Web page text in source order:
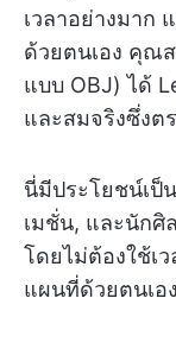
เวลาอย่างมาก
ด้วยตนเอง คุณ
แบบ OBJ) ได้
และสมจริงซึ่ง
นี่มีประโยชน์เป็
เมชั่น, และนักศิ
โดยไม่ต้องใช้เ
แผนที่ด้วยตนเอง